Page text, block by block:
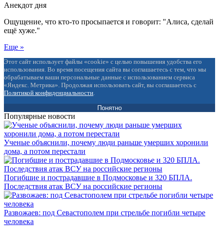
Анекдот дня
Ощущение, что кто-то просыпается и говорит: "Алиса, сделай
ещё хуже."
Еще »
Этот сайт использует файлы «cookie» с целью повышения удобства его
использования. Во время посещения сайта вы соглашаетесь с тем, что мы
обрабатываем ваши персональные данные с использованием сервиса
«Яндекс. Метрика». Продолжая использовать сайт, вы соглашаетесь с
Политикой конфиденциальности
Понятно
Популярные новости
Ученые объяснили, почему люди раньше умерших хоронили
дома, а потом перестали
Погибшие и пострадавшие в Подмосковье и 320 БПЛА.
Последствия атак ВСУ на российские регионы
Развожаев: под Севастополем при стрельбе погибли четыре
человека